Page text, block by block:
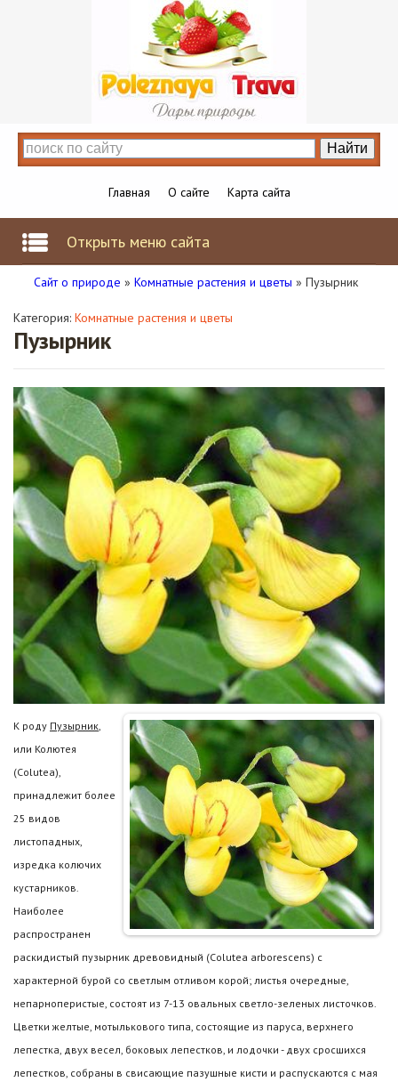
Главная О сайте Карта сайта
Открыть меню сайта
Сайт о природе » Комнатные растения и цветы » Пузырник
Категория: Комнатные растения и цветы
Пузырник
К роду Пузырник
или Колютея
(Colutea),
принадлежит более
25 видов
листопадных,
изредка колючих
кустарников.
Наиболее
распространен
раскидистый пузырник древовидный (Colutea arborescens) с
характерной бурой со светлым отливом корой; листья очередные,
непарноперистые, состоят из 7-13 овальных светло-зеленых листочков.
Цветки желтые, мотылькового типа, состоящие из паруса, верхнего
лепестка, двух весел, боковых лепестков, и лодочки - двух сросшихся
лепестков, собраны в свисающие пазушные кисти и распускаются с мая